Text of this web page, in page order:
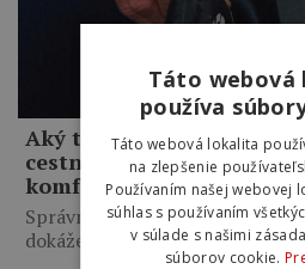
Aký tlak by ste mali mať v
cestnom bicykli a ako
komfortom a rýchlosťou?
Správne zvolený tlak v plášťoch
dokáže zvýšiť rýchlosť,…
Táto
používa
Táto webová lokalita
na zlepšenie
Používaním našej webovej
súhlas s používaním
v súlade s našimi
súborov cookie.